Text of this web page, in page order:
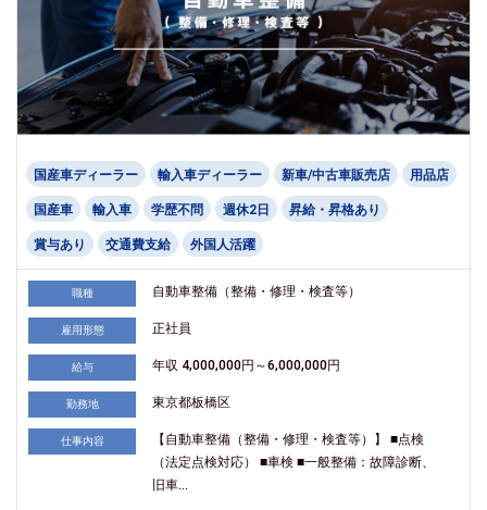
国産車ディーラー 輸入車ディーラー 新車/中古車販売店 用品店
国産車 輸入車 学歴不問 週休2日 昇給・昇格あり
賞与あり 交通費支給 外国人活躍
職種 自動車整備（整備・修理・検査等）
雇用形態 正社員
給与 年収 4,000,000円～6,000,000円
勤務地 東京都板橋区
仕事内容
【自動車整備（整備・修理・検査等）】 ■点検
（法定点検対応） ■車検 ■一般整備：故障診断、
旧車...